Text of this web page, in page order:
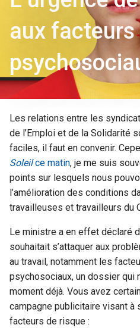
aux facteurs
Les relations entre les
de l’Emploi et de la Solidarité
faciles, il faut en convenir.
Soleilce matin, je me suis
points sur lesquels nous
l’amélioration des conditions
travailleuses et travailleurs du
Le ministre a en effet déclaré
souhaitait s’attaquer aux
au travail, notamment les
psychosociaux, un dossier qui
moment déjà. Vous avez
campagne publicitaire visant
facteurs de risque :